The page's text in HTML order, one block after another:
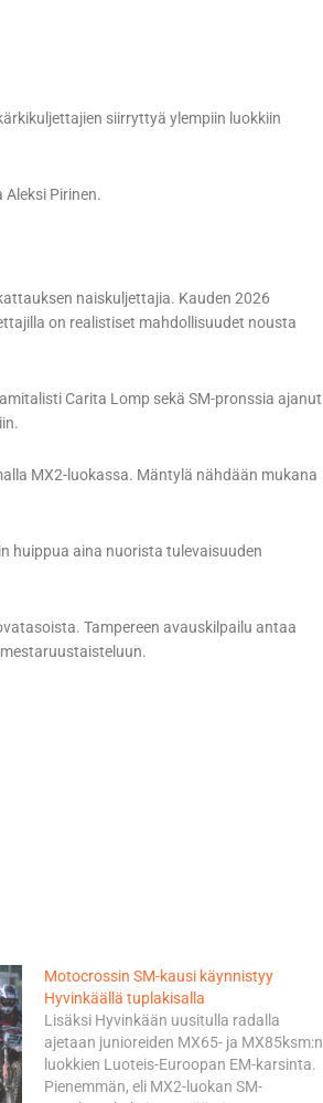
siirryttyä ylempiin luokkiin
Pirinen.
naiskuljettajia. Kauden 2026
on realistiset mahdollisuudet nousta
Carita Lomp sekä SM-pronssia ajanut
MX2-luokassa. Mäntylä nähdään mukana
huippua aina nuorista tulevaisuuden
Tampereen avauskilpailu antaa
Motocrossin SM-kausi käynnistyy
Hyvinkäällä tuplakisalla
Lisäksi Hyvinkään uusitulla radalla
ajetaan junioreiden MX65- ja MX85ksm:n
luokkien Luoteis-Euroopan EM-karsinta.
Pienemmän, eli MX2-luokan SM-